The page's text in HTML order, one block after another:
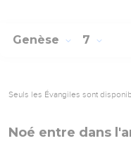
Genèse 7
Seuls les Évangiles sont
Noé entre dans